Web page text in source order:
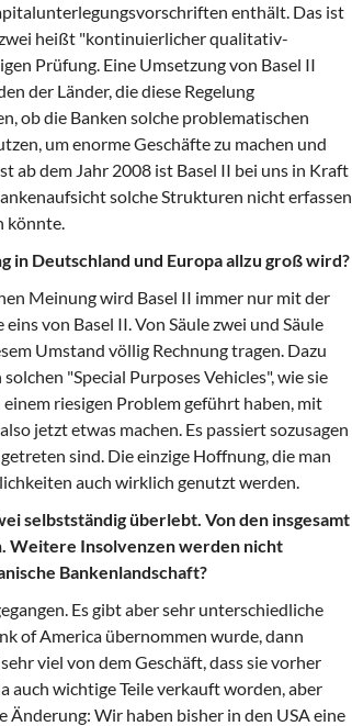
enthält. Das ist
zwei heißt "kontinuierlicher qualitativ-
Prüfung. Eine Umsetzung von Basel II
der Länder, die diese Regelung
ob die Banken solche problematischen
um enorme Geschäfte zu machen und
ab dem Jahr 2008 ist Basel II bei uns in Kraft
solche Strukturen nicht erfassen
könnte.
in Deutschland und Europa allzu groß wird?
Meinung wird Basel II immer nur mit der
von Basel II. Von Säule zwei und Säule
Umstand völlig Rechnung tragen. Dazu
"Special Purposes Vehicles", wie sie
riesigen Problem geführt haben, mit
jetzt etwas machen. Es passiert sozusagen
sind. Die einzige Hoffnung, die man
auch wirklich genutzt werden.
selbstständig überlebt. Von den insgesamt
Weitere Insolvenzen werden nicht
Bankenlandschaft?
Es gibt aber sehr unterschiedliche
of America übernommen wurde, dann
viel von dem Geschäft, dass sie vorher
auch wichtige Teile verkauft worden, aber
Änderung: Wir haben bisher in den USA eine